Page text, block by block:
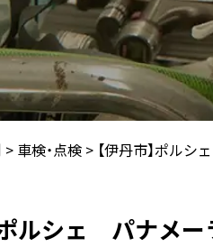
> 車検・点検 > 【伊丹市】ポル
ポルシェ パナメ